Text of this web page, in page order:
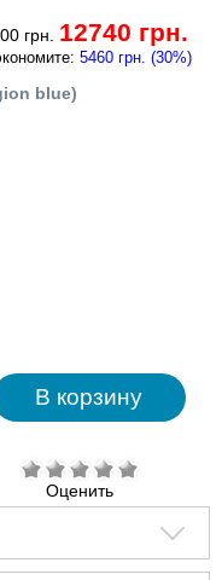
грн. 12740 грн.
5460 грн. (30%)
blue)
Оценить